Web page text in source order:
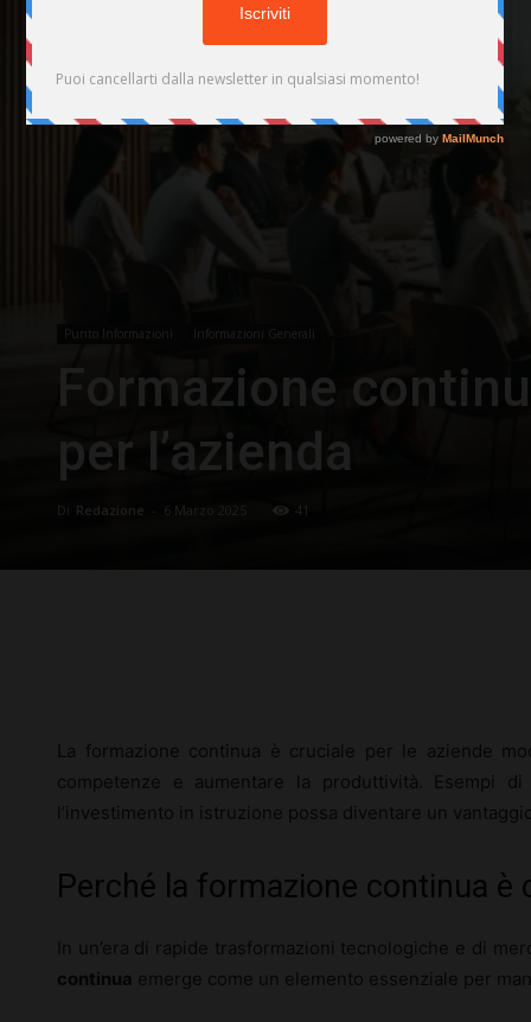
Punto Informazioni Informazioni Generali
Formazione
per l’azienda
Di Redazione 6 Marzo 2025 41
La formazione continua è cruciale per le aziende
competenze e aumentare la produttività. Esempi
l’investimento in istruzione possa diventare un
Perché la formazione continua è
In un’era di rapide trasformazioni tecnologiche e di
continua emerge come un elemento essenziale per